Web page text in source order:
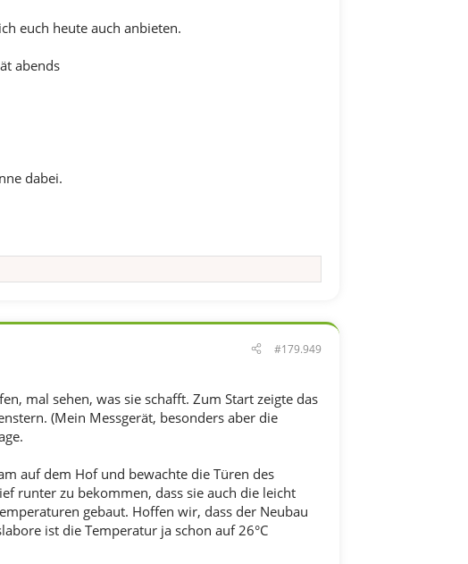
euch heute auch anbieten.
abends
dabei.
#179.949
mal sehen, was sie schafft. Zum Start zeigte das
(Mein Messgerät, besonders aber die
auf dem Hof und bewachte die Türen des
runter zu bekommen, dass sie auch die leicht
gebaut. Hoffen wir, dass der Neubau
ist die Temperatur ja schon auf 26°C